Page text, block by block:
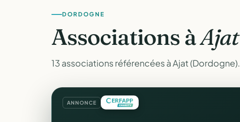
DORDOGNE
Associations àAjat
13 associations référencées à Ajat (Dordogne).
ANNONCE